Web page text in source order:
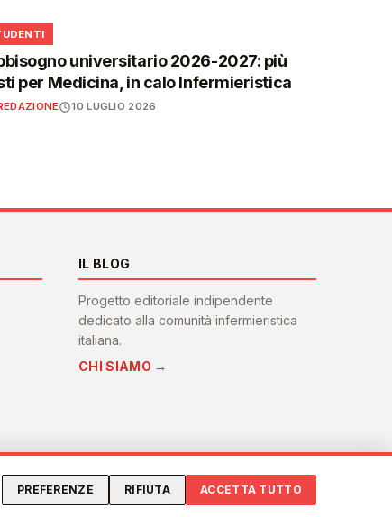
universitario 2026-2027: più
per Medicina, in calo Infermieristica
10 LUGLIO 2026
IL BLOG
Progetto editoriale indipendente
dedicato alla comunità infermieristica
italiana.
CHI SIAMO →
PREFERENZE RIFIUTA ACCETTA TUTTO